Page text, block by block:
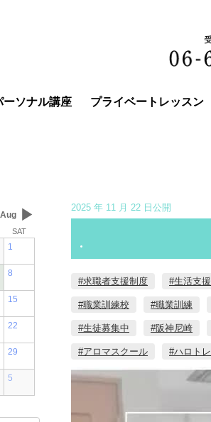
ーソナル講座 プライベートレッスン
Aug ▶
SAT
1
8
15
22
29
5
2025 年 11 月 22 日公開
.
#求職者支援制度 #生活支援
#職業訓練校 #職業訓練
#生徒募集中 #阪神尼崎
#アロマスクール #ハロトレ